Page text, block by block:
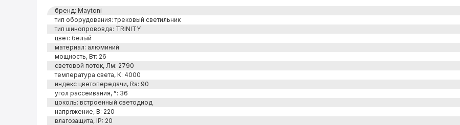
бренд: Maytoni
тип оборудования: трековый светильник
тип шинопрововда: TRINITY
цвет: белый
материал: алюминий
мощность, Вт: 26
световой поток, Лм: 2790
температура света, К: 4000
индекс цветопередачи, Ra: 90
угол рассеивания, °: 36
цоколь: встроенный светодиод
напряжение, В: 220
влагозащита, IP: 20